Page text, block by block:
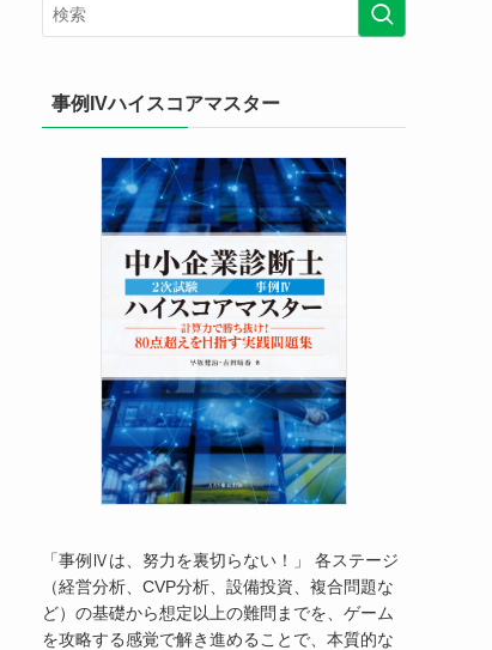
事例IVハイスコアマスター
「事例Ⅳは、努力を裏切らない！」 各ステージ
（経営分析、CVP分析、設備投資、複合問題な
ど）の基礎から想定以上の難問までを、ゲーム
を攻略する感覚で解き進めることで、本質的な